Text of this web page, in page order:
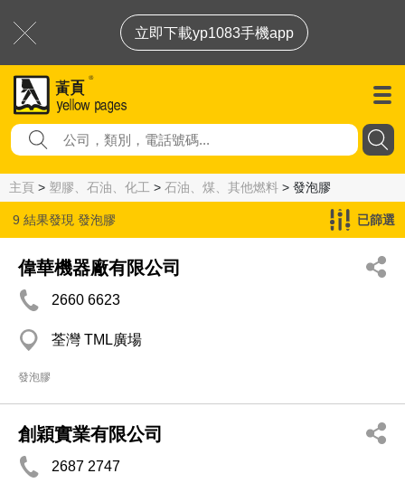
立即下載yp1083手機app
主頁 > 塑膠、石油、化工 > 石油、煤、其他燃料 > 發泡膠
9 結果發現 發泡膠 已篩選
偉華機器廠有限公司
2660 6623
荃灣 TML廣場
發泡膠
創穎實業有限公司
2687 2747